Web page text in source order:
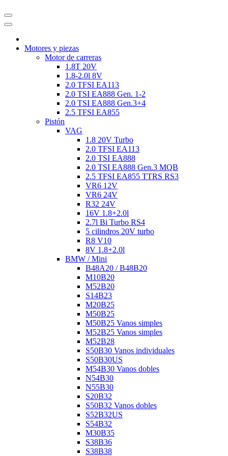
Motores y piezas
Motor de carreras
1.8T 20V
1.8-2.0l 8V
2.0 TFSI EA113
2.0 TSI EA888 Gen. 1-2
2.0 TSI EA888 Gen.3+4
2.5 TFSI EA855
Pistón
VAG
1.8 20V Turbo
2.0 TFSI EA113
2.0 TSI EA888
2.0 TSI EA888 Gen.3 MQB
2.5 TFSI EA855 TTRS RS3
VR6 12V
VR6 24V
R32 24V
16V 1.8+2.0l
2.7l Bi Turbo RS4
5 cilindros 20V turbo
R8 V10
8V 1.8+2.0l
BMW / Mini
B48A20 / B48B20
M10B20
M52B20
S14B23
M20B25
M50B25
M50B25 Vanos simples
M52B25 Vanos simples
M52B28
S50B30 Vanos individuales
S50B30US
M54B30 Vanos dobles
N54B30
N55B30
S20B32
S50B32 Vanos dobles
S52B32US
S54B32
M30B35
S38B36
S38B38